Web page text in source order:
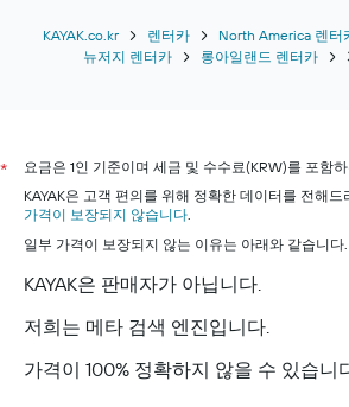
KAYAK.co.kr 렌터카 North America 렌터
뉴저지 렌터카
롱아일랜드 렌터카
*
요금은 1인 기준이며 세금 및 수수료(KRW)를 포함
KAYAK은 고객 편의를 위해 정확한 데이터를 전해드
가격이 보장되지 않습니다
일부 가격이 보장되지 않는 이유는 아래와 같습니다.
KAYAK은 판매자가 아닙니다.
저희는 메타 검색 엔진입니다.
가격이 100% 정확하지 않을 수 있습니